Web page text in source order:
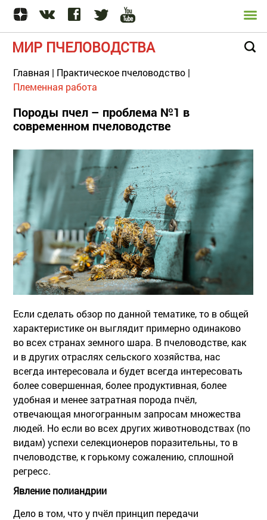
МИР ПЧЕЛОВОДСТВА
Главная | Практическое пчеловодство |
Племенная работа
Породы пчел – проблема №1 в
современном пчеловодстве
Если сделать обзор по данной тематике, то в общей
характеристике он выглядит примерно одинаково
во всех странах земного шара. В пчеловодстве, как
и в других отраслях сельского хозяйства, нас
всегда интересовала и будет всегда интересовать
более совершенная, более продуктивная, более
удобная и менее затратная порода пчёл,
отвечающая многогранным запросам множества
людей. Но если во всех других животноводствах (по
видам) успехи селекционеров поразительны, то в
пчеловодстве, к горькому сожалению, сплошной
регресс.
Явление полиандрии
Дело в том, что у пчёл принцип передачи